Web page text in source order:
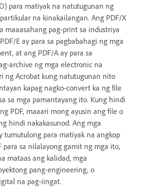
para matiyak na natutugunan ng
na kinakailangan. Ang PDF/X
maaasahang pag-print sa industriya
E ay para sa pagbabahagi ng mga
at ang PDF/A ay para sa
archive ng mga electronic na
ng Acrobat kung natutugunan nito
kapag nagko-convert ka ng file
sa mga pamantayang ito. Kung hindi
PDF, maaari mong ayusin ang file o
hindi nakakasunod. Ang mga
tumutulong para matiyak na angkop
para sa nilalayong gamit ng mga ito,
mataas ang kalidad, mga
pang-engineering, o
na pag-iingat.